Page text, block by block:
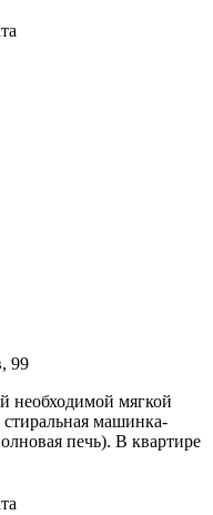
99
необходимой мягкой
машинка-
печь). В квартире